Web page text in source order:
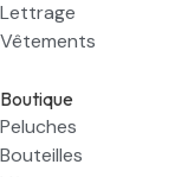
Lettrage
Vêtements
Boutique
Peluches
Bouteilles